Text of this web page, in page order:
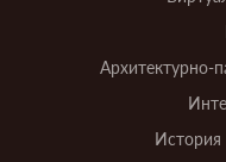
Архитектурно-